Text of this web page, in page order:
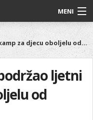
MENI
djecu oboljelu od dijabetesa
ljetni
od